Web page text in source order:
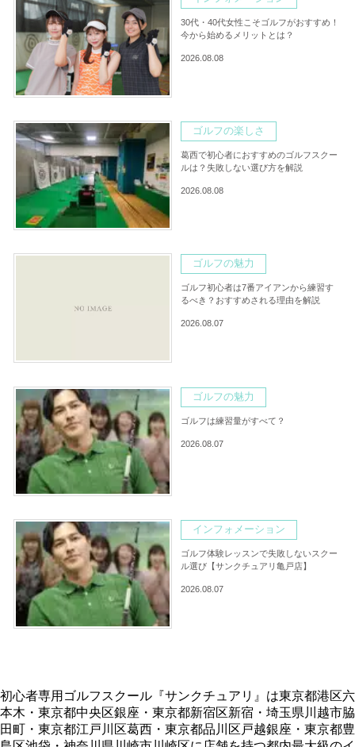
30代・40代女性こそゴルフがおすすめ！
今から始めるメリットとは？
2026.08.08
ゴルフの楽しさ
葛西で初心者におすすめのゴルフスクー
ルは？失敗しない選び方を解説
2026.08.08
ゴルフの魅力
ゴルフ初心者は7番アイアンから練習す
るべき？おすすめされる理由を解説
2026.08.07
ゴルフの魅力
ゴルフは練習量がすべて？
2026.08.07
インフォメーション
ゴルフ体験レッスンで失敗しないスクー
ル選び【サンクチュアリ亀戸店】
2026.08.07
初心者専用ゴルフスクール『サンクチュアリ』は東京都港区六
本木・東京都中央区銀座・東京都新宿区新宿・埼玉県川越市脇
田町・東京都江戸川区葛西・東京都品川区戸越銀座・東京都豊